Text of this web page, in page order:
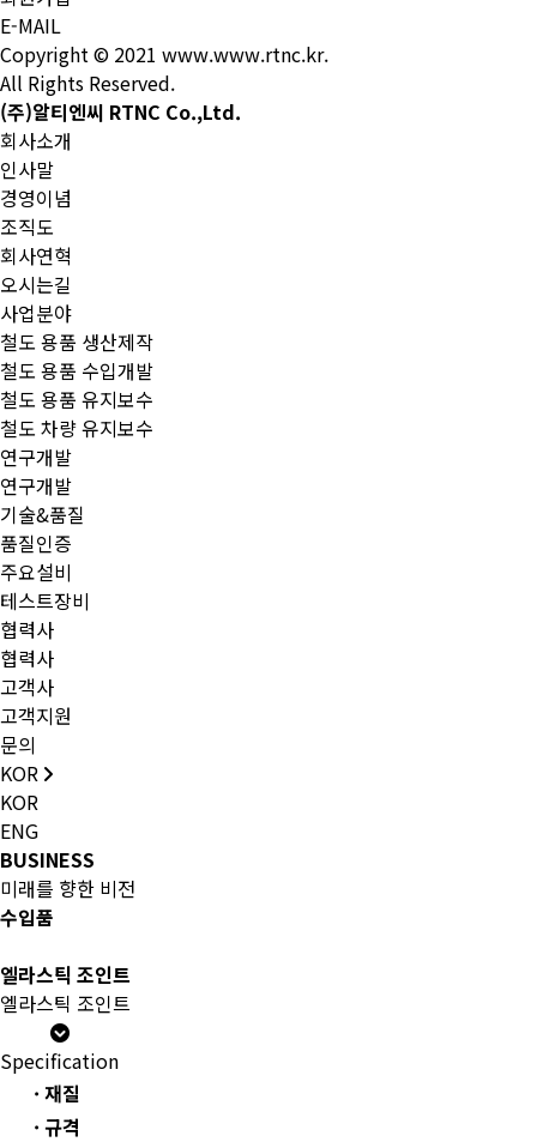
E-MAIL
Copyright © 2021 www.www.rtnc.kr.
All Rights Reserved.
(주)알티엔씨 RTNC Co.,Ltd.
회사소개
인사말
경영이념
조직도
회사연혁
오시는길
사업분야
철도 용품 생산제작
철도 용품 수입개발
철도 용품 유지보수
철도 차량 유지보수
연구개발
연구개발
기술&품질
품질인증
주요설비
테스트장비
협력사
협력사
고객사
고객지원
문의
KOR
KOR
ENG
BUSINESS
미래를 향한 비전
수입품
엘라스틱 조인트
엘라스틱 조인트
Specification
· 재질
· 규격